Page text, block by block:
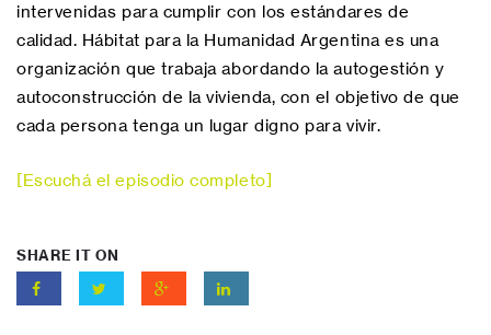
intervenidas para cumplir con los estándares de
calidad. Hábitat para la Humanidad Argentina es una
organización que trabaja abordando la autogestión y
autoconstrucción de la vivienda, con el objetivo de que
cada persona tenga un lugar digno para vivir.
[Escuchá el episodio completo]
SHARE IT ON